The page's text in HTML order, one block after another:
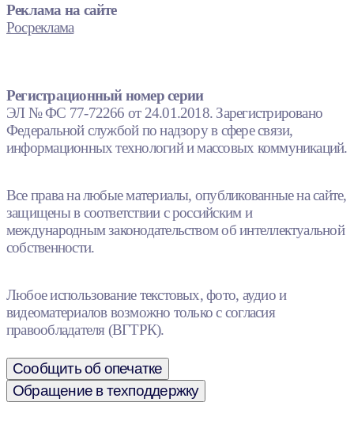
Реклама на сайте
Росреклама
Регистрационный номер серии
ЭЛ № ФС 77-72266 от 24.01.2018. Зарегистрировано
Федеральной службой по надзору в сфере связи,
информационных технологий и массовых коммуникаций.
Все права на любые материалы, опубликованные на сайте,
защищены в соответствии с российским и
международным законодательством об интеллектуальной
собственности.
Любое использование текстовых, фото, аудио и
видеоматериалов возможно только с согласия
правообладателя (ВГТРК).
Сообщить об опечатке
Обращение в техподдержку